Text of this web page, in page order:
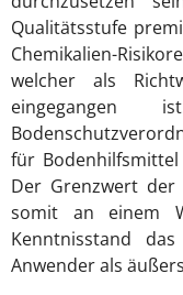
Qualitätsstufe
Chemikalien-
welcher als
eingegangen
für
Der Grenzwert
somit an einem
Kenntnisstand
Anwender als